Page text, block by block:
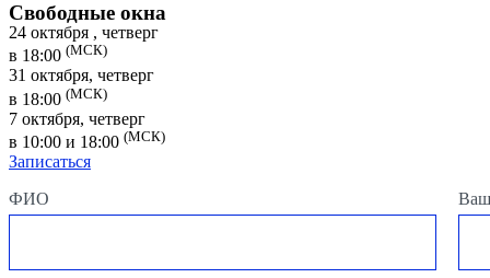
Свободные окна
24 октября , четверг
в 18:00 (МСК)
31 октября, четверг
в 18:00 (МСК)
7 октября, четверг
в 10:00 и 18:00 (МСК)
Записаться
ФИО